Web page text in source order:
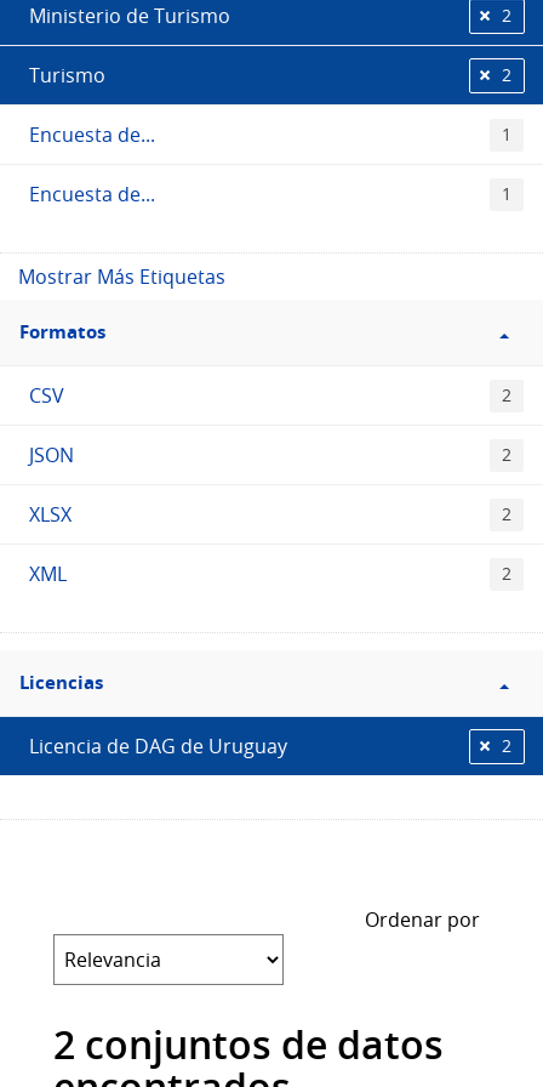
Ministerio de Turismo 2
Turismo 2
Encuesta de... 1
Encuesta de... 1
Mostrar Más Etiquetas
Filtro
Formatos
Formatos
CSV 2
JSON 2
XLSX 2
XML 2
Filtro
Licencias
Licencias
Licencia de DAG de Uruguay 2
Ordenar por
2 conjuntos de datos